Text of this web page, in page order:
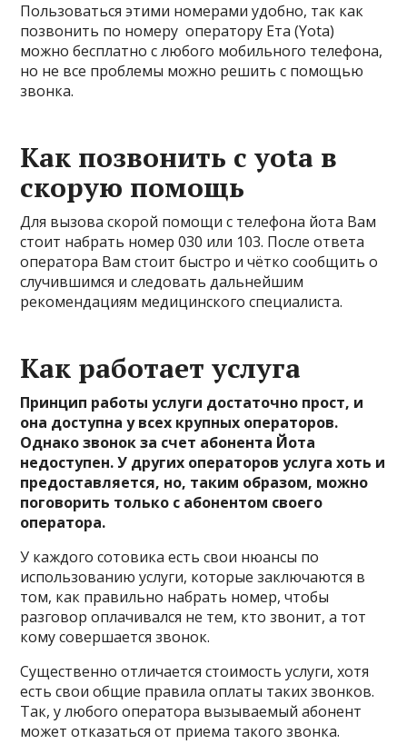
Пользоваться этими номерами удобно, так как
позвонить по номеру оператору Ета (Yota)
можно бесплатно с любого мобильного телефона,
но не все проблемы можно решить с помощью
звонка.
Как позвонить с yota в
скорую помощь
Для вызова скорой помощи с телефона йота Вам
стоит набрать номер 030 или 103. После ответа
оператора Вам стоит быстро и чётко сообщить о
случившимся и следовать дальнейшим
рекомендациям медицинского специалиста.
Как работает услуга
Принцип работы услуги достаточно прост, и
она доступна у всех крупных операторов.
Однако звонок за счет абонента Йота
недоступен. У других операторов услуга хоть и
предоставляется, но, таким образом, можно
поговорить только с абонентом своего
оператора.
У каждого сотовика есть свои нюансы по
использованию услуги, которые заключаются в
том, как правильно набрать номер, чтобы
разговор оплачивался не тем, кто звонит, а тот
кому совершается звонок.
Существенно отличается стоимость услуги, хотя
есть свои общие правила оплаты таких звонков.
Так, у любого оператора вызываемый абонент
может отказаться от приема такого звонка.